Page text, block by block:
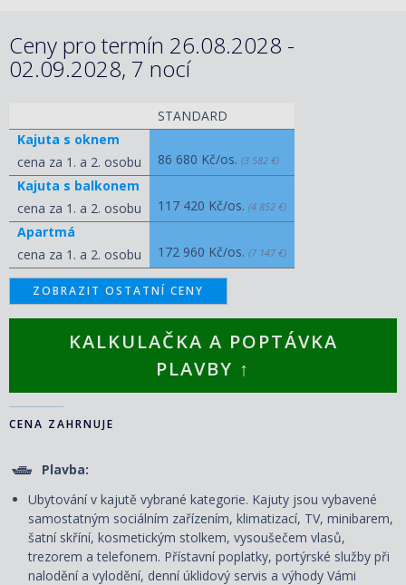
Ceny pro termín 26.08.2028 -
02.09.2028, 7 nocí
STANDARD
Kajuta s oknem
cena za 1. a 2. osobu
86 680 Kč/os. (3 582 €)
Kajuta s balkonem
cena za 1. a 2. osobu
117 420 Kč/os. (4 852 €)
Apartmá
cena za 1. a 2. osobu
172 960 Kč/os. (7 147 €)
ZOBRAZIT OSTATNÍ CENY
KALKULAČKA A POPTÁVKA
PLAVBY ↑
CENA ZAHRNUJE
Plavba:
Ubytování v kajutě vybrané kategorie. Kajuty jsou vybavené
samostatným sociálním zařízením, klimatizací, TV, minibarem,
šatní skříní, kosmetickým stolkem, vysoušečem vlasů,
trezorem a telefonem. Přístavní poplatky, portýrské služby při
nalodění a vylodění, denní úklidový servis a výhody Vámi